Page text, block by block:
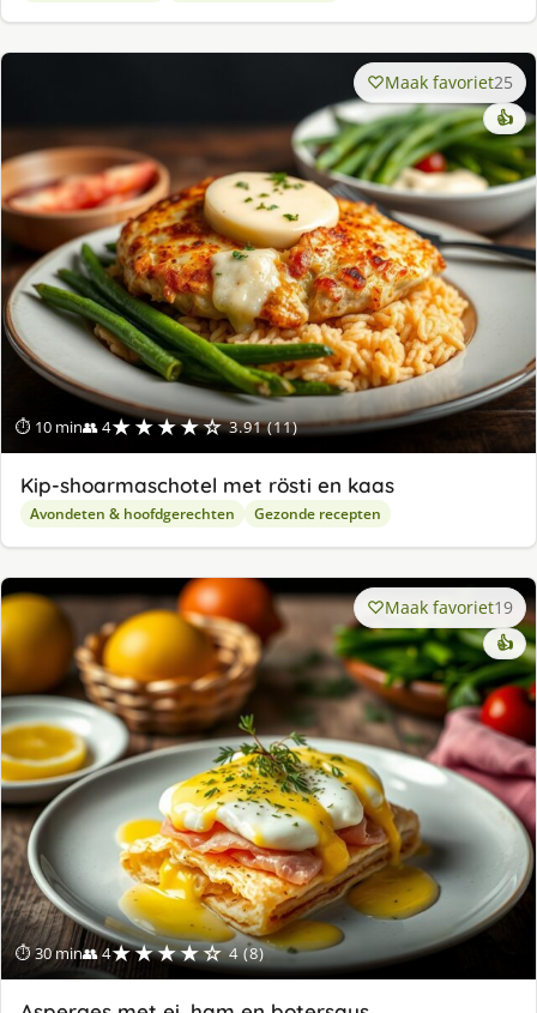
⏱ 10 min👥 4★★★★☆ 3.91 (11)
Maak favoriet25
👍
Kip-shoarmaschotel met rösti en kaas
Avondeten & hoofdgerechten Gezonde recepten
⏱ 30 min👥 4★★★★☆ 4 (8)
Maak favoriet19
👍